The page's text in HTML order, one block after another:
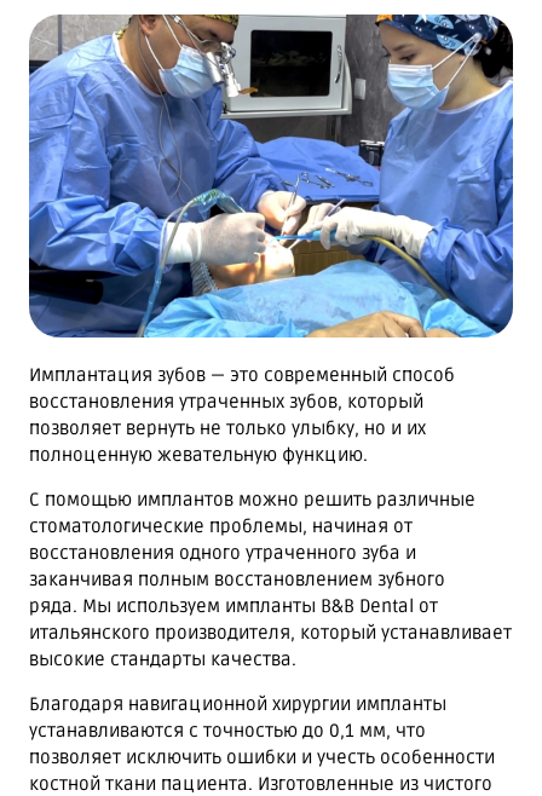
Имплантация зубов — это современный способ
восстановления утраченных зубов, который
позволяет вернуть не только улыбку, но и их
полноценную жевательную функцию.
С помощью имплантов можно решить различные
стоматологические проблемы, начиная от
восстановления одного утраченного зуба и
заканчивая полным восстановлением зубного
ряда. Мы используем импланты B&B Dental от
итальянского производителя, который устанавливает
высокие стандарты качества.
Благодаря навигационной хирургии импланты
устанавливаются с точностью до 0,1 мм, что
позволяет исключить ошибки и учесть особенности
костной ткани пациента. Изготовленные из чистого